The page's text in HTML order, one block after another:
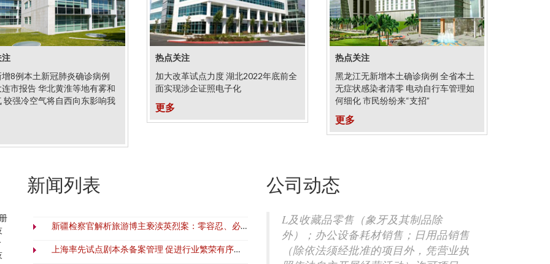
8例本土新冠肺炎确诊病例
市报告 华北黄淮等地有雾和
较强冷空气将自西向东影响我
热点关注
加大改革试点力度 湖北2022年底前全
面实现涉企证照电子化
更多
热点关注
黑龙江无新增本土确诊病例 全省本土
无症状感染者清零 电动自行车管理如
何细化 市民纷纷来“支招”
更多
新闻列表
新疆检察官解析旅游博主亵渎英烈案：零容忍、必追责
上海率先试点剧本杀备案管理 促进行业繁荣有序发展
公司动态
L及收藏品零售（象牙及其制品除
外）；办公设备耗材销售；日用品销售
（除依法须经批准的项目外，凭营业执